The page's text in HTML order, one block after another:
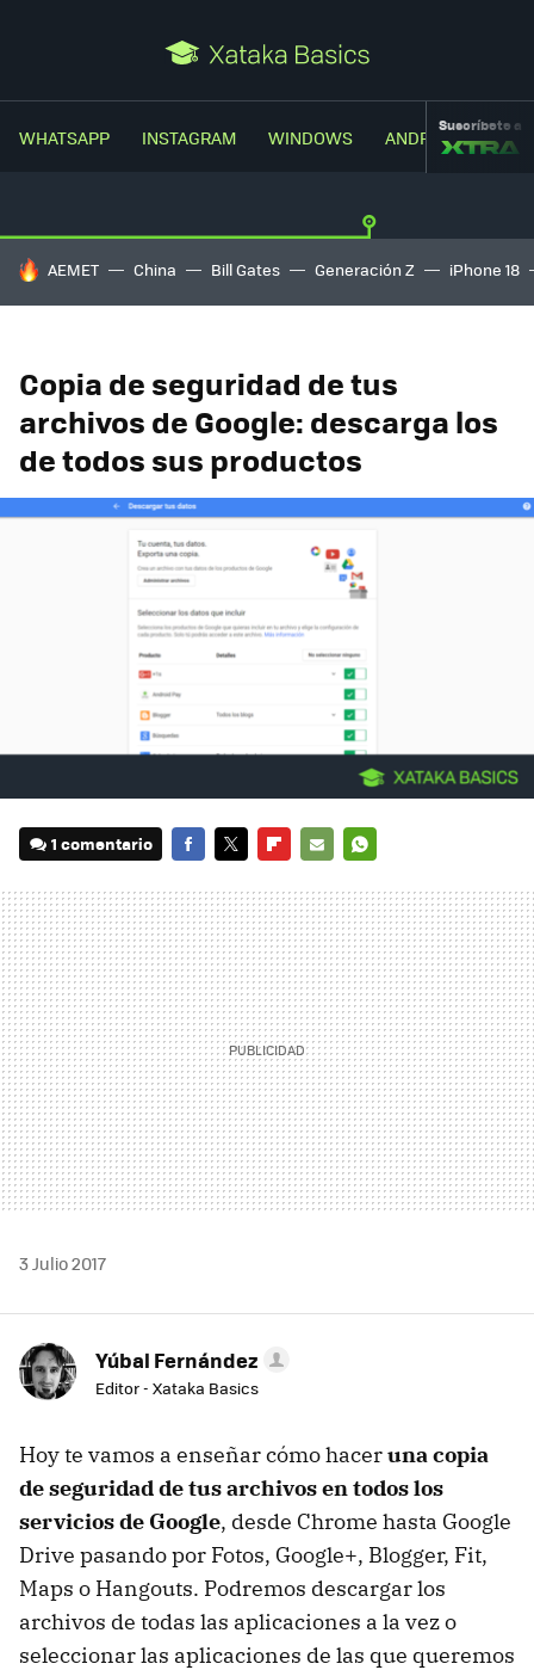
WHATSAPP INSTAGRAM WINDOWS ANDROIDSuscríbete a
HOY SE HABLA DE
AEMET China Bill Gates Generación Z iPhone 18
Copia de seguridad de tus
archivos de Google: descarga los
de todos sus productos
1 comentario
MAIL
3 Julio 2017
Yúbal Fernández
Editor - Xataka Basics
Hoy te vamos a enseñar cómo haceruna copia
de seguridad de tus archivos en todos los
servicios de Google, desde Chrome hasta Google
Drive pasando por Fotos, Google+, Blogger, Fit,
Maps o Hangouts. Podremos descargar los
archivos de todas las aplicaciones a la vez o
seleccionar las aplicaciones de las que queremos